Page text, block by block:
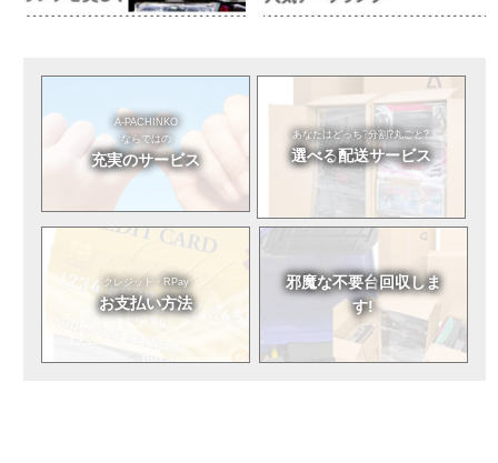
A-PACHINKO
ならではの
充実のサービス
あなたはどっち?分割?丸ごと?
選べる配送サービス
クレジット・RPay
お支払い方法
邪魔な不要台回収しま
す!